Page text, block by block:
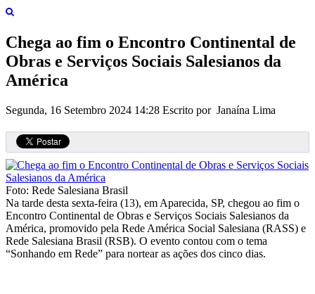
Chega ao fim o Encontro Continental de
Obras e Serviços Sociais Salesianos da
América
Segunda, 16 Setembro 2024 14:28 Escrito por Janaína Lima
Foto: Rede Salesiana Brasil
Na tarde desta sexta-feira (13), em Aparecida, SP, chegou ao fim o
Encontro Continental de Obras e Serviços Sociais Salesianos da
América, promovido pela Rede América Social Salesiana (RASS) e
Rede Salesiana Brasil (RSB). O evento contou com o tema
“Sonhando em Rede” para nortear as ações dos cinco dias.